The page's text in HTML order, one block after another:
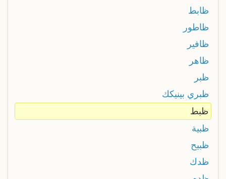
ظابط
ظاطور
ظافير
ظاهر
ظبر
ظبري بينيكك
ظبط
ظبية
ظبيح
ظدك